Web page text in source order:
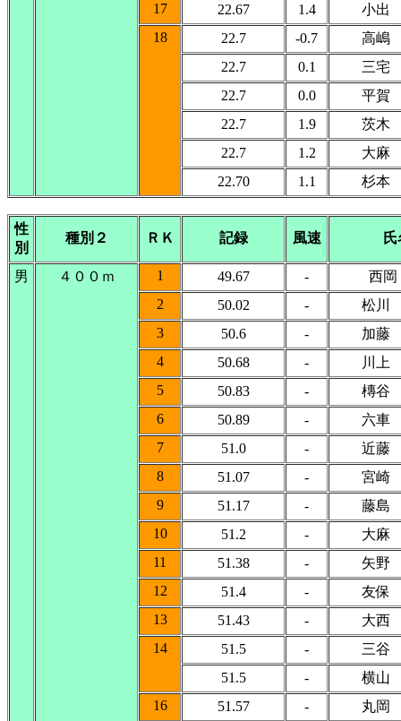
17
22.67 1.4
小出
18
22.7 -0.7
高嶋
22.7
0.1
三宅
22.7
0.0
平賀
22.7
1.9
茨木
22.7
1.2
大麻
22.70
1.1 杉本
性
別
種別２ ＲＫ 記録 風速
男 ４００ｍ 1 49.67 -
西
2
50.02 -
松川
3
50.6 -
加藤
4
50.68 -
川上
5
50.83 -
槫谷
6
50.89 -
六車
7
51.0 -
近藤
8
51.07 -
宮崎
9
51.17 -
藤島
10
51.2 -
大麻
11
51.38 -
矢野
12
51.4 -
友保
13
51.43 -
大西
14
51.5 -
三谷
51.5
-
横山
16
51.57 -
丸岡